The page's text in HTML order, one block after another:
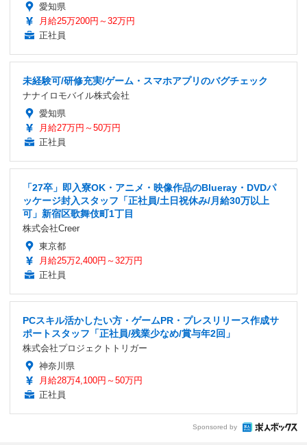
愛知県
月給25万200円～32万円
正社員
未経験可/研修充実/ゲーム・スマホアプリのバグチェック
ナナイロモバイル株式会社
愛知県
月給27万円～50万円
正社員
「27卒」即入寮OK・アニメ・映像作品のBlueray・DVDパ
ッケージ封入スタッフ「正社員/土日祝休み/月給30万以上
可」新宿区歌舞伎町1丁目
株式会社Creer
東京都
月給25万2,400円～32万円
正社員
PCスキル活かしたい方・ゲームPR・プレスリリース作成サ
ポートスタッフ「正社員/残業少なめ/賞与年2回」
株式会社プロジェクトトリガー
神奈川県
月給28万4,100円～50万円
正社員
Sponsored by